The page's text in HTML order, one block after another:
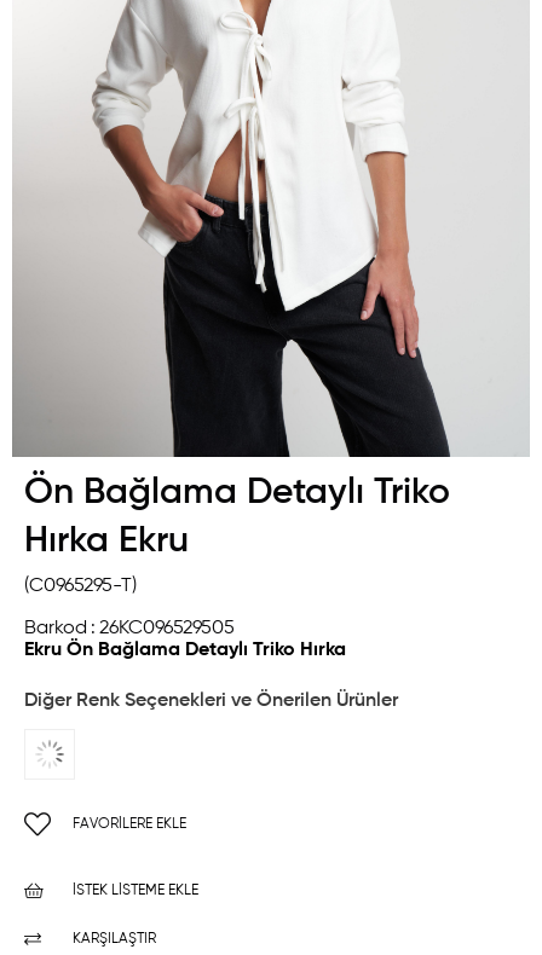
Ön Bağlama Detaylı Triko
Hırka Ekru
(C0965295-T)
Barkod : 26KC096529505
Ekru Ön Bağlama Detaylı Triko Hırka
Diğer Renk Seçenekleri ve Önerilen Ürünler
FAVORILERE EKLE
İSTEK LISTEME EKLE
KARŞILAŞTIR